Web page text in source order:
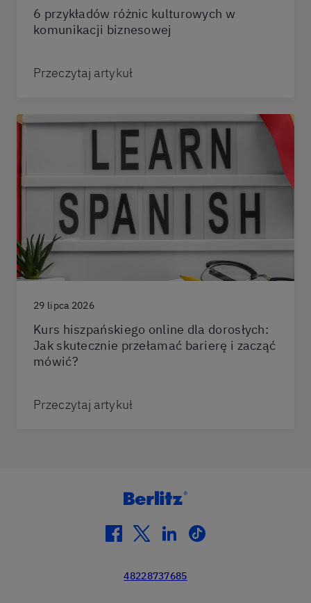
6 przykładów różnic kulturowych w
komunikacji biznesowej
Przeczytaj artykuł
29 lipca 2026
Kurs hiszpańskiego online dla dorosłych:
Jak skutecznie przełamać barierę i zacząć
mówić?
Przeczytaj artykuł
facebook
twitterlinkedin
tiktok
48228737685